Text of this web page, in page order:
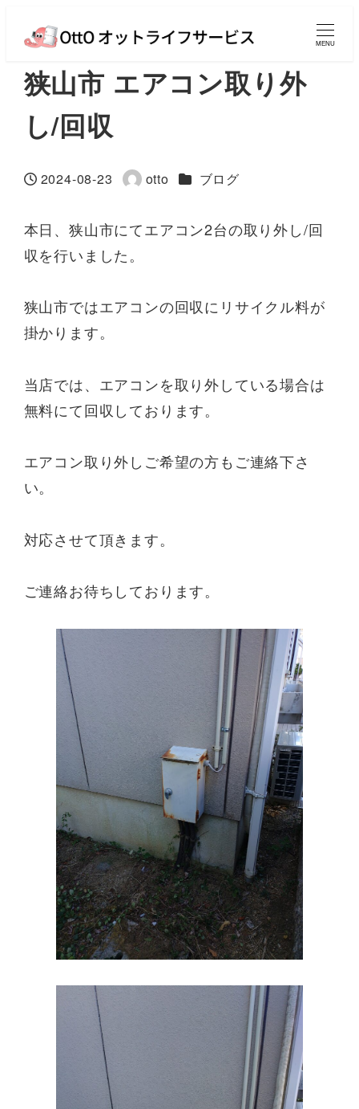
MENU
狭山市 エアコン取り外
し/回収
投稿日
2024-08-23
著
otto カテゴリー
ブログ
本日、狭山市にてエアコン2台の取り外し/回
収を行いました。
狭山市ではエアコンの回収にリサイクル料が
掛かります。
当店では、エアコンを取り外している場合は
無料にて回収しております。
エアコン取り外しご希望の方もご連絡下さ
い。
対応させて頂きます。
ご連絡お待ちしております。